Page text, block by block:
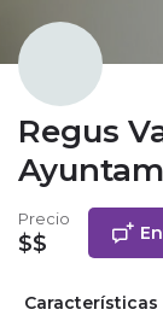
Regus
Precio
$$
Características